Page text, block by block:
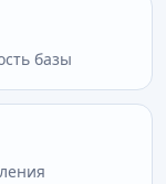
базы